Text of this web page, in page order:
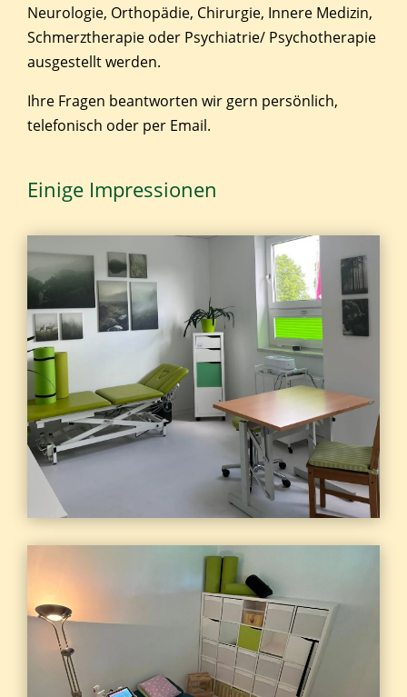
Neurologie, Orthopädie, Chirurgie, Innere Medizin,
Schmerztherapie oder Psychiatrie/ Psychotherapie
ausgestellt werden.
Ihre Fragen beantworten wir gern persönlich,
telefonisch oder per Email.
Einige Impressionen